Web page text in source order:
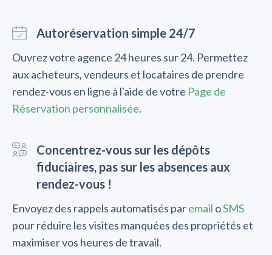
Autoréservation simple 24/7
Ouvrez votre agence 24 heures sur 24. Permettez
aux acheteurs, vendeurs et locataires de prendre
rendez-vous en ligne à l'aide de votre Page de
Réservation personnalisée.
Concentrez-vous sur les dépôts
fiduciaires, pas sur les absences aux
rendez-vous !
Envoyez des rappels automatisés paremail oSMS
pour réduire les visites manquées des propriétés et
maximiser vos heures de travail.